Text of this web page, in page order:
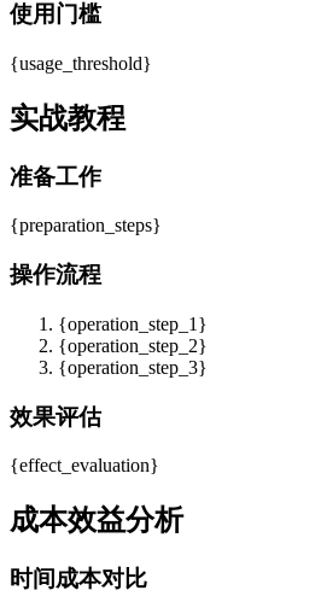
使用门槛
{usage_threshold}
实战教程
准备工作
{preparation_steps}
操作流程
{operation_step_1}
{operation_step_2}
{operation_step_3}
效果评估
{effect_evaluation}
成本效益分析
时间成本对比